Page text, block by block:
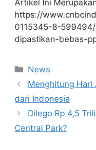
Artikel Ini
https://
0115345-8-
dipastikan-bebas-
Kategori
News
Menghitung Hari
dari Indonesia
Dilego Rp 4,5
Central Park?